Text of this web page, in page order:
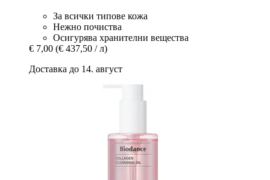
За всички типове кожа
Нежно почиства
Осигурява хранителни вещества
€ 7,00 (€ 437,50 / л)
Доставка до 14. август